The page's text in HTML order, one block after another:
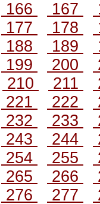
166
167
177
178
188
189
199
200
210
211
221
222
232
233
243
244
254
255
265
266
276
277